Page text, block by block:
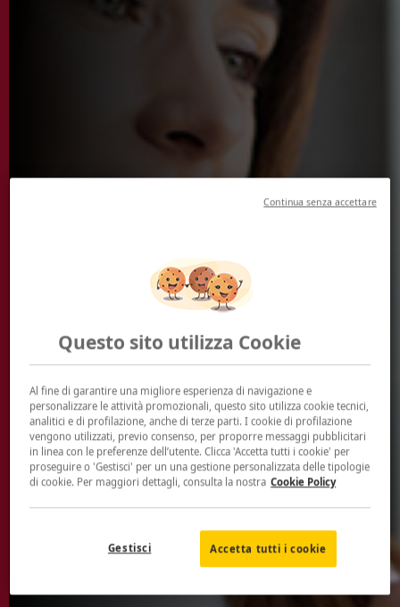
Questo sito utilizza Cookie
Al fine di garantire una migliore esperienza di navigazione e
personalizzare le attività promozionali, questo sito utilizza cookie tecnici,
analitici e di profilazione, anche di terze parti. I cookie di profilazione
vengono utilizzati, previo consenso, per proporre messaggi pubblicitari
in linea con le preferenze dell’utente. Clicca 'Accetta tutti i cookie' per
proseguire o 'Gestisci' per un una gestione personalizzata delle tipologie
di cookie. Per maggiori dettagli, consulta la nostra Cookie Policy
Accetta tutti i cookie
Gestisci
Continua senza accettare